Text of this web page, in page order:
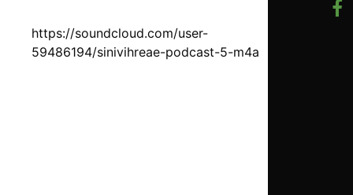
https://soundcloud.com/user-
59486194/sinivihreae-podcast-5-m4a